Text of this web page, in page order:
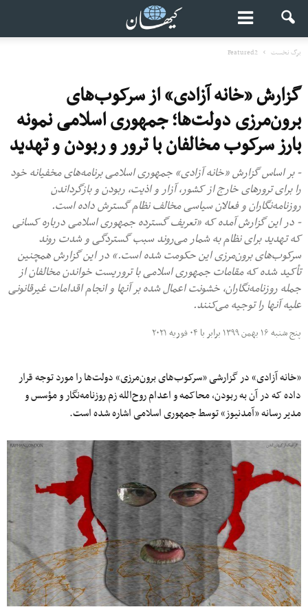
برگ نخست Featured2
گزارش «خانه آزادی» از سرکوب‌های
برون‌مرزی دولت‌ها؛ جمهوری اسلامی نمونه
بارز سرکوب مخالفان با ترور و ربودن و تهدید
- بر اساس گزارش «خانه آزادی» جمهوری اسلامی برنامه‌های مخفیانه خود
را برای ترورهای خارج از کشور، آزار و اذیت، ربودن و بازگرداندن
روزنامه‌نگاران و فعالان سیاسی مخالف نظام گسترش داده است.
- در این گزارش آمده که «تعریف گسترده جمهوری اسلامی درباره کسانی
که تهدید برای نظام به شمار می‌روند سبب گستردگی و شدت روند
سرکوب‌های برون‌مرزی این حکومت شده است.» در این گزارش همچنین
تأکید شده که مقامات جمهوری اسلامی با تروریست خواندن مخالفان از
جمله روزنامه‌نگاران، خشونت اعمال شده بر آنها و انجام اقدامات غیرقانونی
علیه آنها را توجیه می‌کنند.
پنج شنبه ۱۶ بهمن ۱۳۹۹ برابر با ۰۴ فوریه ۲۰۲۱
«خانه آزادی» در گزارشی «سرکوب‌های برون‌مرزی» دولت‌ها را مورد توجه قرار
داده که در آن به ربودن، محاکمه و اعدام روح‌الله زم روزنامه‌نگار و مؤسس و
مدیر رسانه «آمدنیوز» توسط جمهوری اسلامی اشاره شده است.